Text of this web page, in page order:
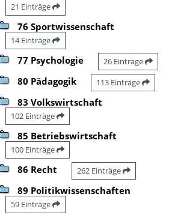
21 Einträge
76 Sportwissenschaft
14 Einträge
77 Psychologie 26 Einträge
80 Pädagogik 113 Einträge
83 Volkswirtschaft
102 Einträge
85 Betriebswirtschaft
100 Einträge
86 Recht 262 Einträge
89 Politikwissenschaften
59 Einträge